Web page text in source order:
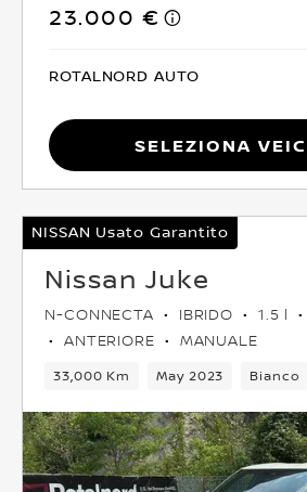
23.000 €
ROTALNORD AUTO
Seleziona
NISSAN Usato Garantito
Nissan Juke
N-CONNECTA IBRIDO 1.5 l
ANTERIORE
MANUALE
33,000 Km May 2023 Bianco